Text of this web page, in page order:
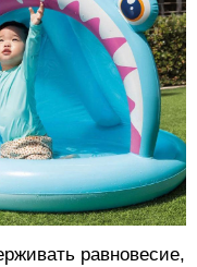
равновесие,